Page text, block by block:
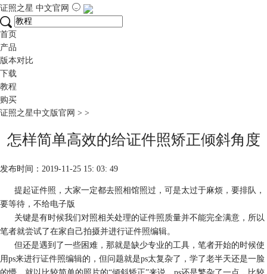
证照之星 中文官网
首页
产品
版本对比
下载
教程
购买
证照之星中文版官网 > >
怎样简单高效的给证件照矫正倾斜角度
发布时间：2019-11-25 15: 03: 49
提起证件照，大家一定都去照相馆照过，可是太过于麻烦，要排队，
要等待，不给电子版
关键是有时候我们对照相关处理的证件照质量并不能完全满意，所以
笔者就尝试了在家自己拍摄并进行证件照编辑。
但还是遇到了一些困难，那就是缺少专业的工具，笔者开始的时候使
用ps来进行证件照编辑的，但问题就是ps太复杂了，学了老半天还是一脸